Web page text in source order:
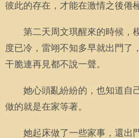
彼此的存在，才能在激情之後倦
第二天周文琪醒來的時候，
度已冷，雷翊不知多早就出門了
干脆連再見都不說一聲。
她心頭亂紛紛的，也知道自
做的就是在家等著。
她起床做了一些家事，還出